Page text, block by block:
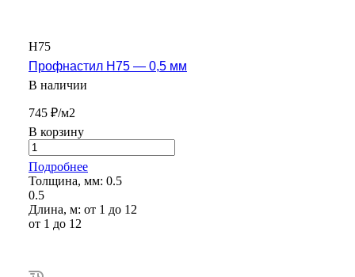
Н75
Профнастил Н75 — 0,5 мм
В наличии
745 ₽/м2
В корзину
Подробнее
Толщина, мм: 0.5
0.5
Длина, м: от 1 до 12
от 1 до 12